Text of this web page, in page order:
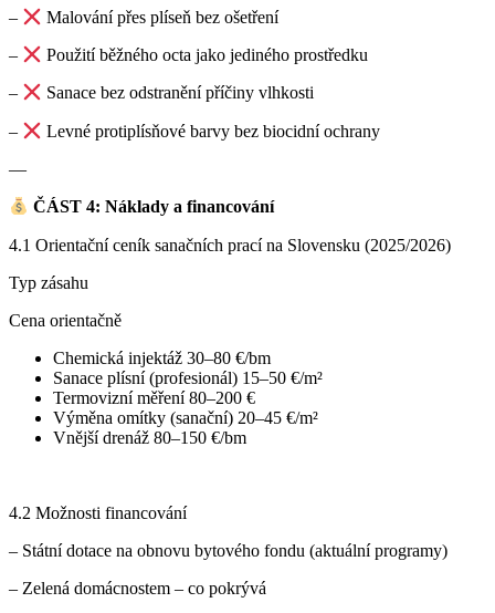
– Malování přes plíseň bez ošetření
– Použití běžného octa jako jediného prostředku
– Sanace bez odstranění příčiny vlhkosti
–
Levné protiplísňové barvy bez biocidní ochrany
—
ČÁST 4: Náklady a financování
4.1 Orientační ceník sanačních prací na Slovensku (2025/2026)
Typ zásahu
Cena orientačně
Chemická injektáž 30–80 €/bm
Sanace plísní (profesionál) 15–50 €/m²
Termovizní měření80–200 €
Výměna omítky (sanační) 20–45 €/m²
Vnější drenáž 80–150 €/bm
4.2 Možnosti financování
– Státní dotace na obnovu bytového fondu (aktuální programy)
– Zelená domácnostem – co pokrývá